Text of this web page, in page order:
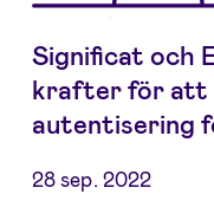
28 sep. 2022
Significat och
krafter för att
autentisering